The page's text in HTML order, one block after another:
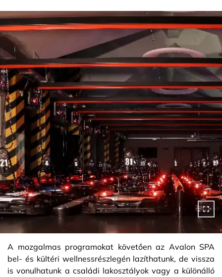
A mozgalmas programokat követően az Avalon SPA
bel- és kültéri wellnessrészlegén lazíthatunk, de vissza
is vonulhatunk a családi lakosztályok vagy a különálló